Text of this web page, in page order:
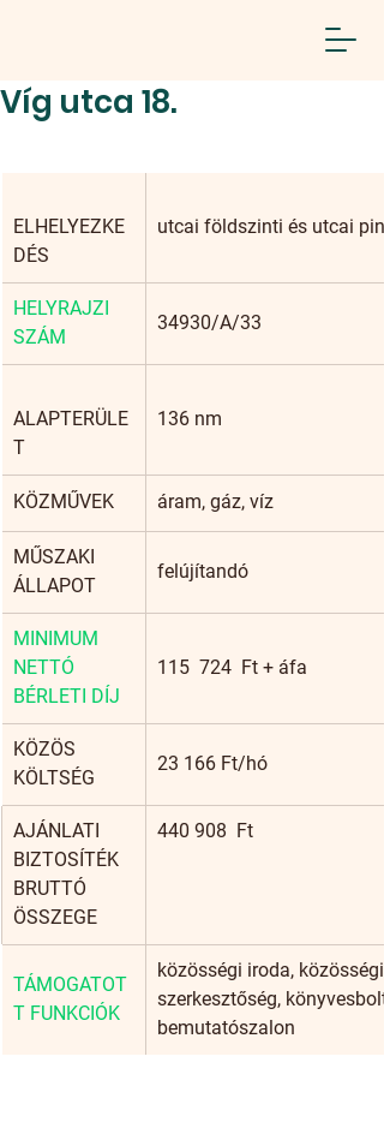
Víg utca 18.
ELHELYEZKE
DÉS
utcai földszinti és utcai
HELYRAJZI
SZÁM
34930/A/33
ALAPTERÜLE
T
136 nm
KÖZMŰVEK áram, gáz, víz
​MŰSZAKI
ÁLLAPOT
felújítandó
MINIMUM
NETTÓ
BÉRLETI DÍJ
115  724  Ft + áfa
KÖZÖS
KÖLTSÉG
23 166 Ft/hó
AJÁNLATI
BIZTOSÍTÉK
BRUTTÓ
ÖSSZEGE
440 908  Ft
TÁMOGATOT
T FUNKCIÓK
közösségi iroda, közösségi
szerkesztőség,
bemutatószalon